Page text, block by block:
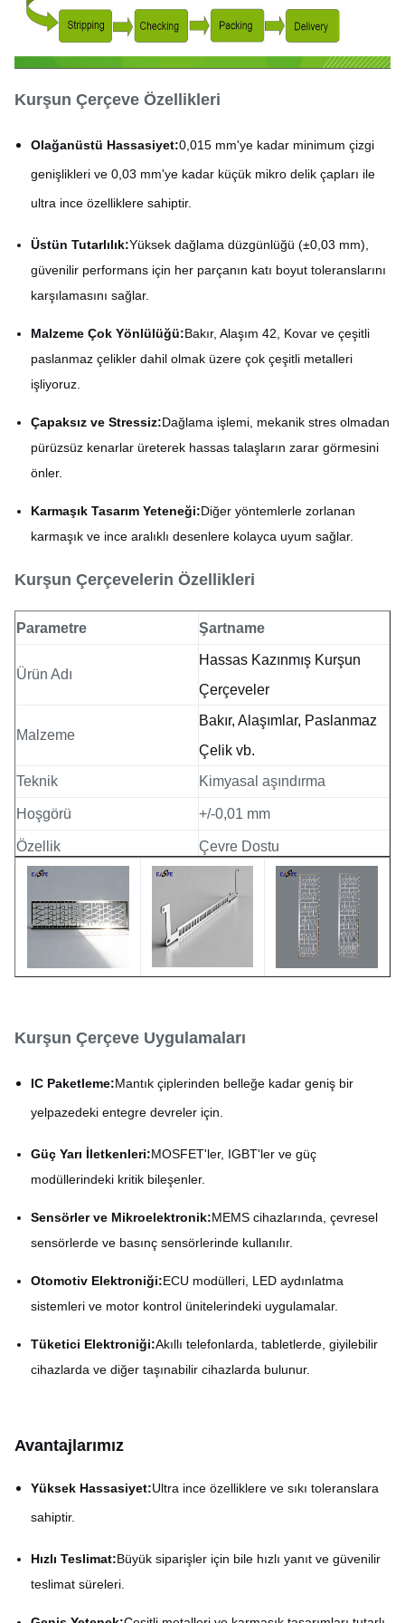
Kurşun Çerçeve Özellikleri
Olağanüstü Hassasiyet:0,015 mm'ye kadar minimum çizgi
genişlikleri ve 0,03 mm'ye kadar küçük mikro delik çapları ile
ultra ince özelliklere sahiptir.
Üstün Tutarlılık:Yüksek dağlama düzgünlüğü (±0,03 mm),
güvenilir performans için her parçanın katı boyut toleranslarını
karşılamasını sağlar.
Malzeme Çok Yönlülüğü:Bakır, Alaşım 42, Kovar ve çeşitli
paslanmaz çelikler dahil olmak üzere çok çeşitli metalleri
işliyoruz.
Çapaksız ve Stressiz:Dağlama işlemi, mekanik stres olmadan
pürüzsüz kenarlar üreterek hassas talaşların zarar görmesini
önler.
Karmaşık Tasarım Yeteneği:Diğer yöntemlerle zorlanan
karmaşık ve ince aralıklı desenlere kolayca uyum sağlar.
Kurşun Çerçevelerin Özellikleri
Parametre Şartname
Ürün Adı
Hassas Kazınmış Kurşun
Çerçeveler
Malzeme
Bakır, Alaşımlar, Paslanmaz
Çelik vb.
Teknik
Kimyasal aşındırma
Hoşgörü +/-0,01 mm
Özellik Çevre Dostu
Adedi Müzakere edilebilir
Kaplama Seçenekleri
Altın, Gümüş, Kalay, Nikel
Kurşun Çerçeve Uygulamaları
IC Paketleme:Mantık çiplerinden belleğe kadar geniş bir
yelpazedeki entegre devreler için.
Güç Yarı İletkenleri:MOSFET'ler, IGBT'ler ve güç
modüllerindeki kritik bileşenler.
Sensörler ve Mikroelektronik:MEMS cihazlarında, çevresel
sensörlerde ve basınç sensörlerinde kullanılır.
Otomotiv Elektroniği:ECU modülleri, LED aydınlatma
sistemleri ve motor kontrol ünitelerindeki uygulamalar.
Tüketici Elektroniği:Akıllı telefonlarda, tabletlerde, giyilebilir
cihazlarda ve diğer taşınabilir cihazlarda bulunur.
Avantajlarımız
Yüksek Hassasiyet:Ultra ince özelliklere ve sıkı toleranslara
sahiptir.
Hızlı Teslimat:Büyük siparişler için bile hızlı yanıt ve güvenilir
teslimat süreleri.